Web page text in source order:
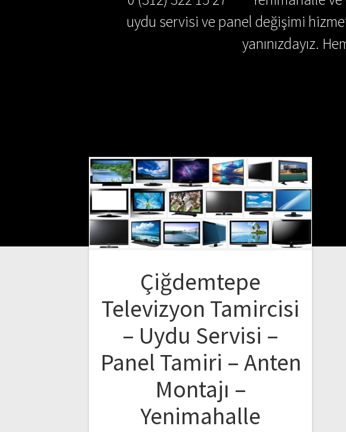
uydu servisi ve panel değişimi
yanınızdayız.
Çiğdemtepe
Televizyon Tamircisi
– Uydu Servisi –
Panel Tamiri – Anten
Montajı –
Yenimahalle